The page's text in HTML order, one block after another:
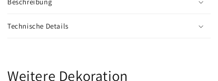
Technische Details
Weitere Dekoration